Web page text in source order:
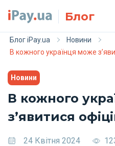
Блог
Блог iPay.ua
Новини
В кожного українця може
Новини
В кожного
з’явитися
24 Квітня 2024